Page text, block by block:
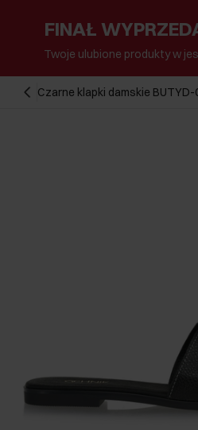
FINAŁ
Twoje ulubione produkty w
Czarne klapki damskie